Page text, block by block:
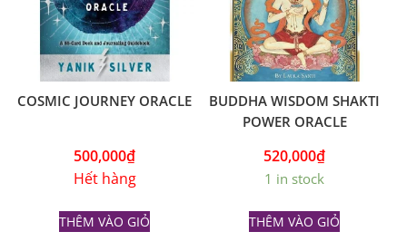
COSMIC JOURNEY ORACLE
500,000₫
Hết hàng
THÊM VÀO GIỎ
BUDDHA WISDOM SHAKTI
POWER ORACLE
520,000₫
1 in stock
THÊM VÀO GIỎ